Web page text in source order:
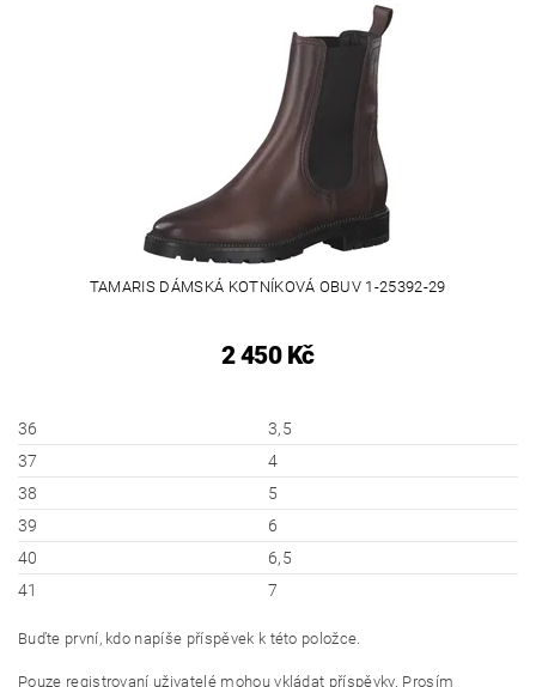
TAMARIS DÁMSKÁ KOTNÍKOVÁ OBUV 1-25392-29
2 450 Kč
36
3,5
37
4
38
5
39
6
40
6,5
41
7
Buďte první, kdo napíše příspěvek k této položce.
Pouze registrovaní uživatelé mohou vkládat příspěvky. Prosím